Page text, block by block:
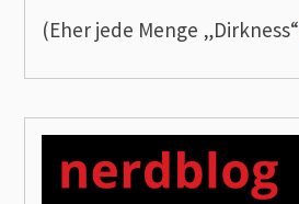
(Eher jede Menge „Dirkness“